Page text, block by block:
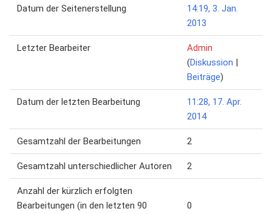
Datum der Seitenerstellung
14:19, 3. Jan.
2013
Letzter Bearbeiter
Admin
(Diskussion |
Beiträge)
Datum der letzten Bearbeitung
11:28, 17. Apr.
2014
Gesamtzahl der Bearbeitungen 2
Gesamtzahl unterschiedlicher Autoren 2
Anzahl der kürzlich erfolgten
Bearbeitungen (in den letzten 90
0